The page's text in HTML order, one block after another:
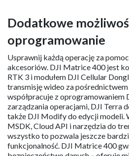
Dodatkowe
oprogramowanie
Usprawnij każdą operację za
akcesoriów. DJI Matrice 400 jest
RTK 3 i modułem DJI Cellular
transmisję wideo za
współpracuje z oprogramowaniem
zarządzania operacjami, DJI Terra
także DJI Modify do edycji modeli.
MSDK, Cloud API i narzędzia do
wszystko to pozwala jeszcze
funkcjonalność. DJI Matrice 400